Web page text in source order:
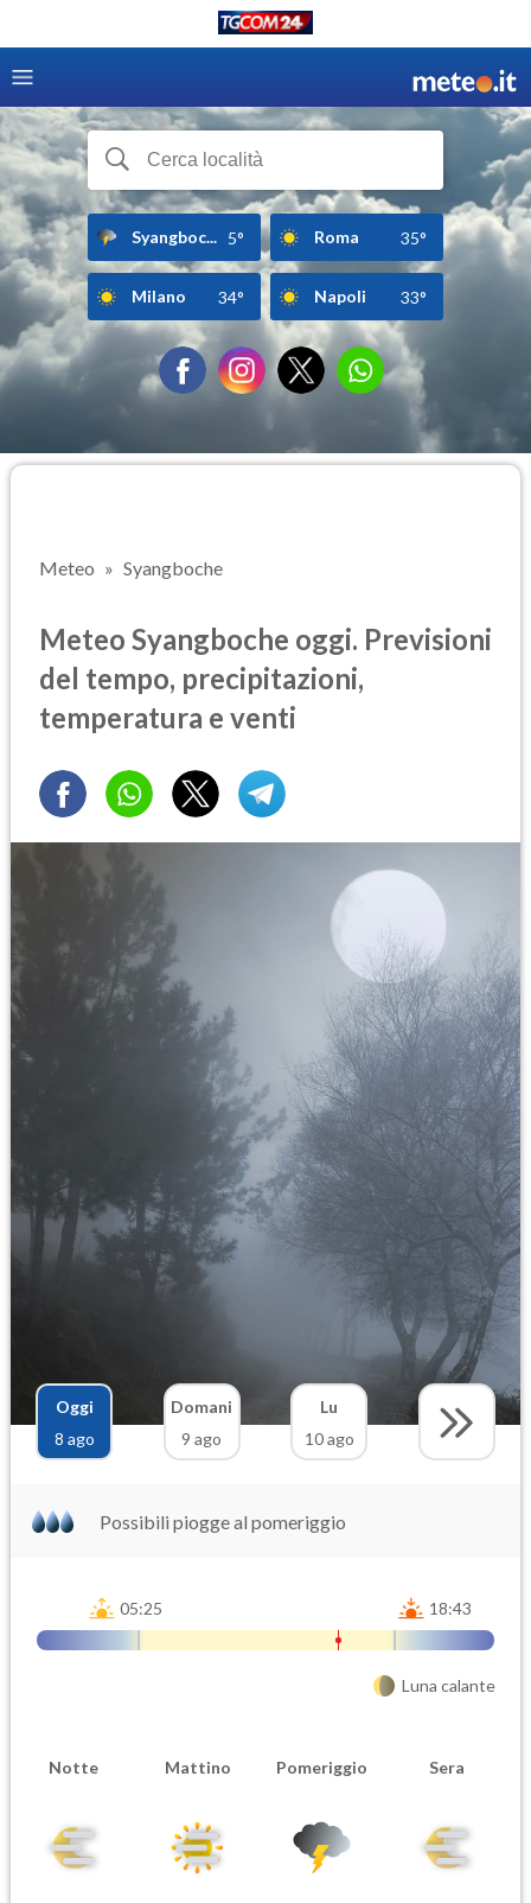
Syangboc... 5° Roma 35°
Milano 34° Napoli 33°
Meteo Syangboche
Meteo Syangboche oggi. Previsioni
del tempo, precipitazioni,
temperatura e venti
Oggi
8 ago
Domani
9 ago
Lu
10 ago
Possibili piogge al pomeriggio
05:25 18:43
Luna calante
Notte Mattino Pomeriggio Sera